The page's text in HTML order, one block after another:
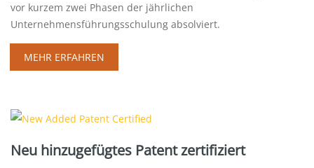
vor kurzem zwei Phasen der jährlichen
Unternehmensführungsschulung absolviert.
MEHR ERFAHREN
Neu hinzugefügtes Patent zertifiziert